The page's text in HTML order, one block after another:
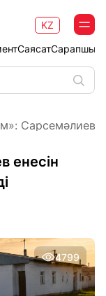
Саясат
KZ
Сарсемәлиев
енесін
4799